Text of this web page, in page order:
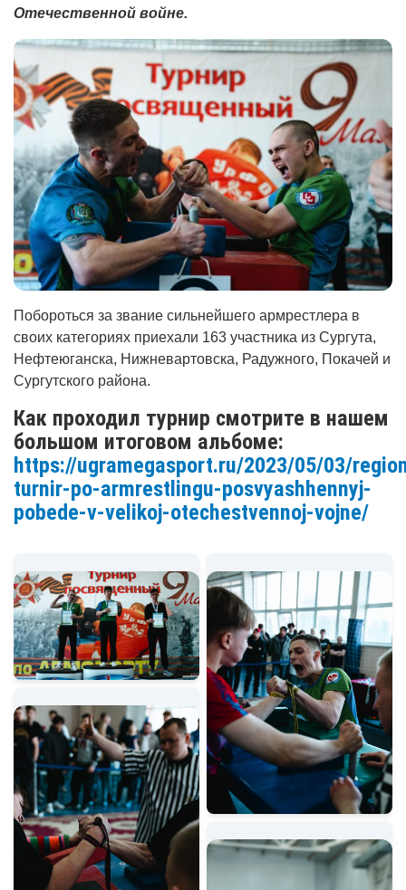
Отечественной войне.
Побороться за звание сильнейшего армрестлера в
своих категориях приехали 163 участника из Сургута,
Нефтеюганска, Нижневартовска, Радужного, Покачей и
Сургутского района.
Как проходил турнир смотрите в нашем
большом итоговом альбоме:
https://ugramegasport.ru/2023/05/03/
turnir-po-armrestlingu-posvyashhennyj-
pobede-v-velikoj-otechestvennoj-vojne/